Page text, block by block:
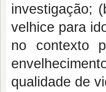
investigação;
velhice para
no contexto
qualidade de